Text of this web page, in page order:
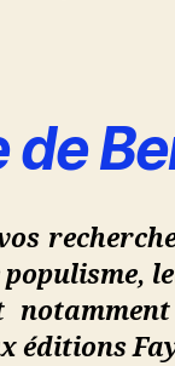
éditions